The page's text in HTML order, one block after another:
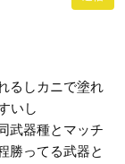
るしカニで塗れ
いし
武器種とマッチ
勝ってる武器と